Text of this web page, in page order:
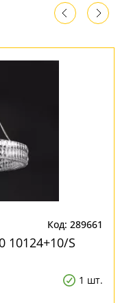
Код: 289661
10124+10/S
1 шт.